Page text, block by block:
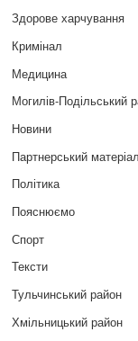
Здорове харчування
Кримінал
Медицина
Могилів-Подільський
Новини
Партнерський матеріал
Політика
Пояснюємо
Спорт
Тексти
Тульчинський район
Хмільницький район